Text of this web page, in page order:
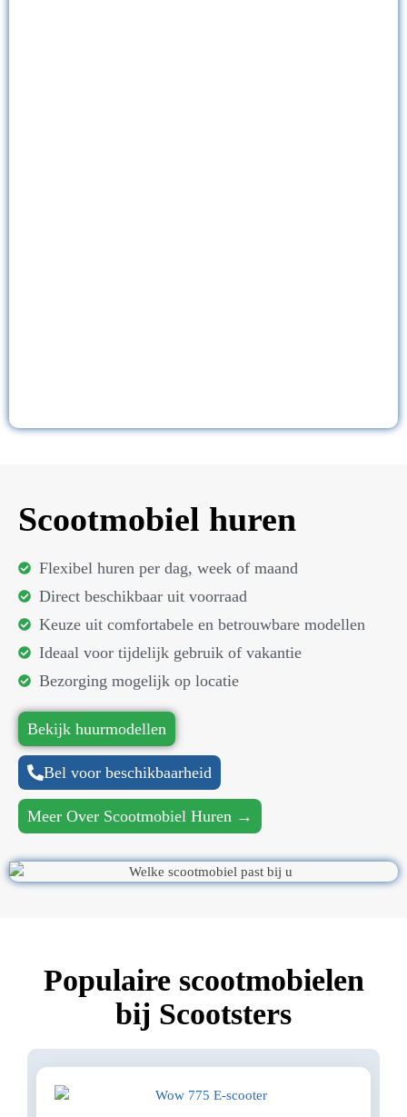
Scootmobiel huren
Flexibel huren per dag, week of maand
Direct beschikbaar uit voorraad
Keuze uit comfortabele en betrouwbare modellen
Ideaal voor tijdelijk gebruik of vakantie
Bezorging mogelijk op locatie
Bekijk huurmodellen
Bel voor beschikbaarheid
Meer Over Scootmobiel Huren →
Populaire scootmobielen
bij Scootsters